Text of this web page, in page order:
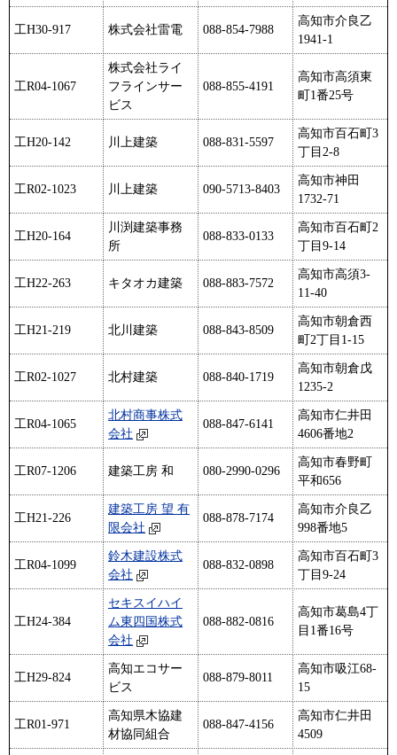
工H30-917 株式会社雷電 088-854-7988
高知市介良乙
1941-1
工R04-1067
株式会社ライ
フラインサー
ビス
088-855-4191
高知市高須東
町1番25号
工H20-142 川上建築 088-831-5597
高知市百石町3
丁目2-8
工R02-1023 川上建築 090‐5713‐8403
高知市神田
1732-71
工H20-164
川渕建築事務
所
088-833-0133
高知市百石町2
丁目9-14
工H22-263 キタオカ建築 088-883-7572
高知市高須3-
11-40
工H21-219 北川建築 088-843-8509
高知市朝倉西
町2丁目1-15
工R02-1027 北村建築 088-840-1719
高知市朝倉戊
1235-2
工R04-1065
北村商事株式
会社
088-847-6141
高知市仁井田
4606番地2
工R07-1206 建築工房 和 080-2990-0296
高知市春野町
平和656
工H21-226
建築工房 望 有
限会社
088-878-7174
高知市介良乙
998番地5
工R04-1099
鈴木建設株式
会社
088-832-0898
高知市百石町3
丁目9-24
工H24-384
セキスイハイ
ム東四国株式
会社
088-882-0816
高知市葛島4丁
目1番16号
工H29-824
高知エコサー
ビス
088-879-8011
高知市吸江68-
15
工R01-971
高知県木協建
材協同組合
088-847-4156
高知市仁井田
4509